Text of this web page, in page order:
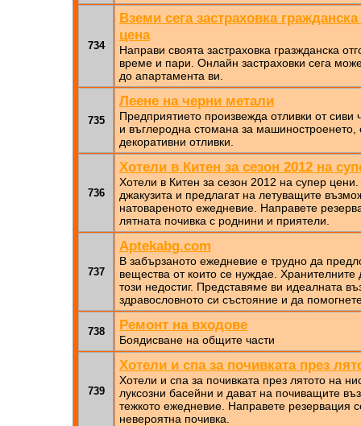
734
Вземи сега застраховка
цена
Направи своята застраховка гразжданска
време и пари. Онлайн застраховки сега
до апартамента ви.
735
Леене на черни метали
Предприятието произвежда отливки от сиви
и въглеродна стомана за машиностроенето,
декоративни отливки.
736
Хотели в Китен за сезон 2012 на
Хотели в Китен за сезон 2012 на супер
джакузита и предлагат на летуващите
натовареното ежедневие. Направете
лятната почивка с роднини и приятели.
737
Aptekabg.com
В забързаното ежедневие е трудно да
вещества от които се нуждае.
този недостиг. Представяме ви идеалната
здравословното си състояние и да
738 Ремонт на входове
Боядисване на общите части
739
Хотели и спа за почивката през
Хотели и спа за почивката през лятото на
луксозни басейни и дават на почиващите
тежкото ежедневие. Направете резервация
невероятна почивка.